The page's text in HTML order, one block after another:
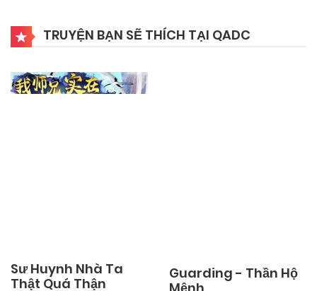
TRUYỆN BẠN SẼ THÍCH TẠI QADC
Sư Huynh Nhà Ta
Thật Quá Thận
Guarding - Thần Hộ
Mệnh